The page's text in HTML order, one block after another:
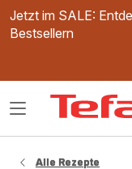
Jetzt im SALE:
Bestsellern
Das
Alle Rezepte